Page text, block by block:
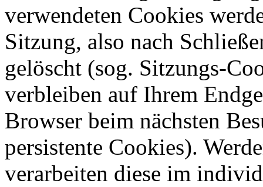
verwendeten Cookies
Sitzung, also nach
gelöscht (sog. Sitzungs-
verbleiben auf Ihrem
Browser beim nächsten
persistente Cookies).
verarbeiten diese im